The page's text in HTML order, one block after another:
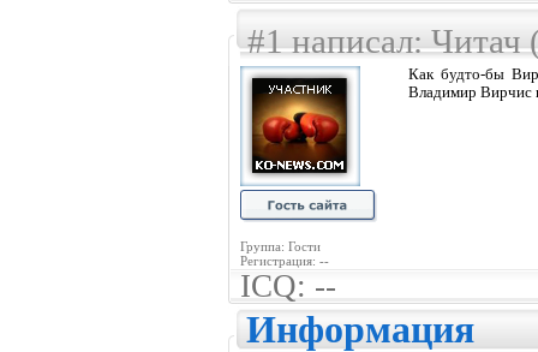
#1 написал: Читач
Группа: Гости
Регистрация: --
Как будто-бы
Владимир Вирчис
ICQ: --
Информация